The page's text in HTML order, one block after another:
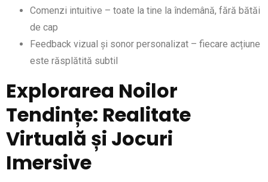
Comenzi intuitive – toate la tine la îndemână, fără bătăi
de cap
Feedback vizual și sonor personalizat – fiecare acțiune
este răsplătită subtil
Explorarea Noilor
Tendințe: Realitate
Virtuală și Jocuri
Imersive